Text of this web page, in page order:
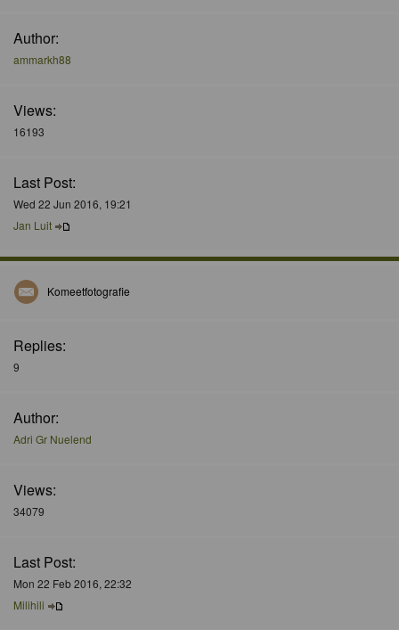
Author:
ammarkh88
Views:
16193
Last Post:
Wed 22 Jun 2016, 19:21
Jan Luit
Komeetfotografie
Replies:
9
Author:
Adri Gr Nuelend
Views:
34079
Last Post:
Mon 22 Feb 2016, 22:32
Milihili